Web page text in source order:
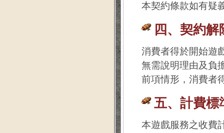
本契約條款如有疑
四、契約解
消費者得於開始遊
無需說明理由及負
前項情形，消費者
五、計費標
本遊戲服務之收費